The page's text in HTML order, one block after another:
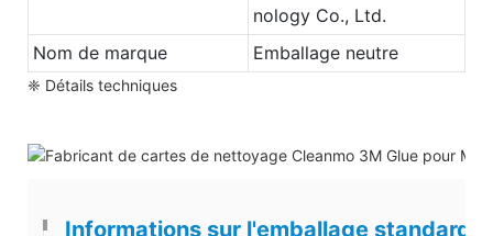
nology Co., Ltd.
Nom de marque
Emballage neutre
❈ Détails techniques
Informations sur l'emballage standard